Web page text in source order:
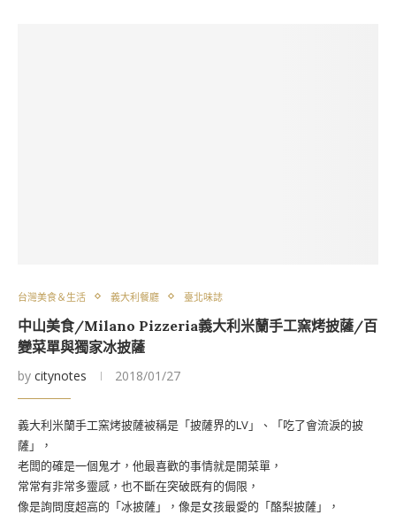
台灣美食＆生活 義大利餐廳 臺北味誌
中山美食/Milano Pizzeria義大利米蘭手工窯烤披薩/百
變菜單與獨家冰披薩
by citynotes 2018/01/27
義大利米蘭手工窯烤披薩被稱是「披薩界的LV」、「吃了會流淚的披
薩」，
老闆的確是一個鬼才，他最喜歡的事情就是開菜單，
常常有非常多靈感，也不斷在突破既有的侷限，
像是詢問度超高的「冰披薩」，像是女孩最愛的「酪梨披薩」，